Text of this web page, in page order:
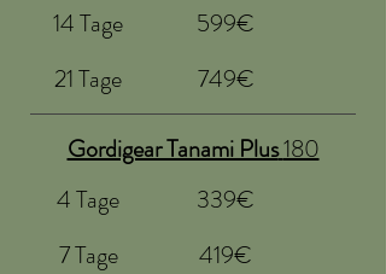
599€
14 Tage
749€
21 Tage
Gordigear Tanami Plus180
339€
4 Tage
419€
7 Tage